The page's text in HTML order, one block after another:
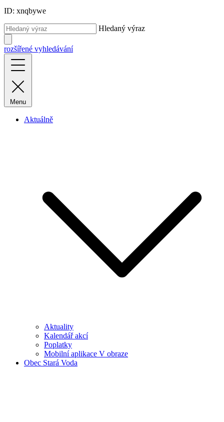
ID: xnqbywe
Hledaný výraz
rozšířené vyhledávání
Menu
Aktuálně
Aktuality
Kalendář akcí
Poplatky
Mobilní aplikace V obraze
Obec Stará Voda